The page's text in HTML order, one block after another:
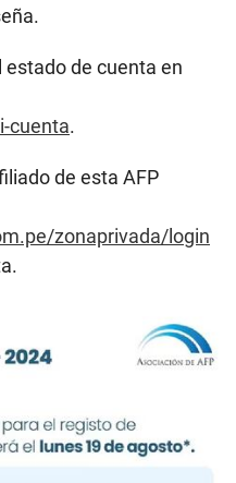
estado de cuenta en
cuenta.
de esta AFP
zonaprivada/login